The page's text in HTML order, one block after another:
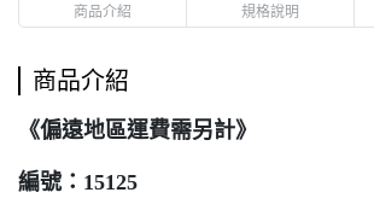
商品介紹 規格說明
商品介紹
《偏遠地區運費需另計》
編號：15125